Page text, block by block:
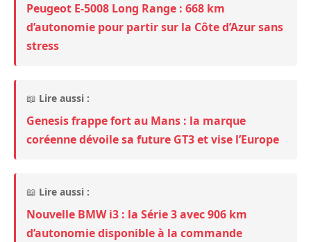
Peugeot E-5008 Long Range : 668 km
d’autonomie pour partir sur la Côte d’Azur sans
stress
📖 Lire aussi :
Genesis frappe fort au Mans : la marque
coréenne dévoile sa future GT3 et vise l’Europe
📖 Lire aussi :
Nouvelle BMW i3 : la Série 3 avec 906 km
d’autonomie disponible à la commande